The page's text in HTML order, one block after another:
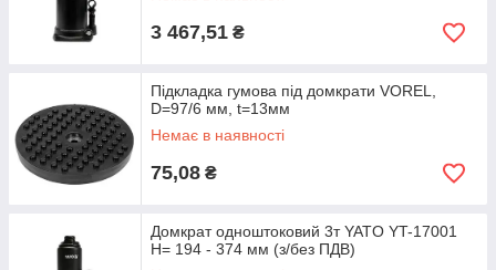
3 467,51 ₴
Підкладка гумова під домкрати VOREL,
D=97/6 мм, t=13мм
Немає в наявності
75,08 ₴
Домкрат одноштоковий 3т YATO YT-17001
H= 194 - 374 мм (з/без ПДВ)